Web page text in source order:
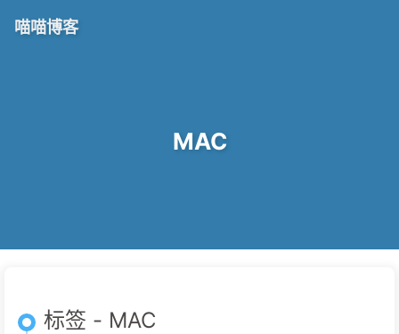
喵喵博客
MAC
标签 - MAC